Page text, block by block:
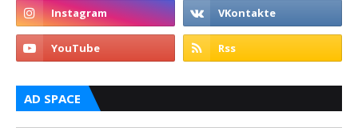
AD SPACE